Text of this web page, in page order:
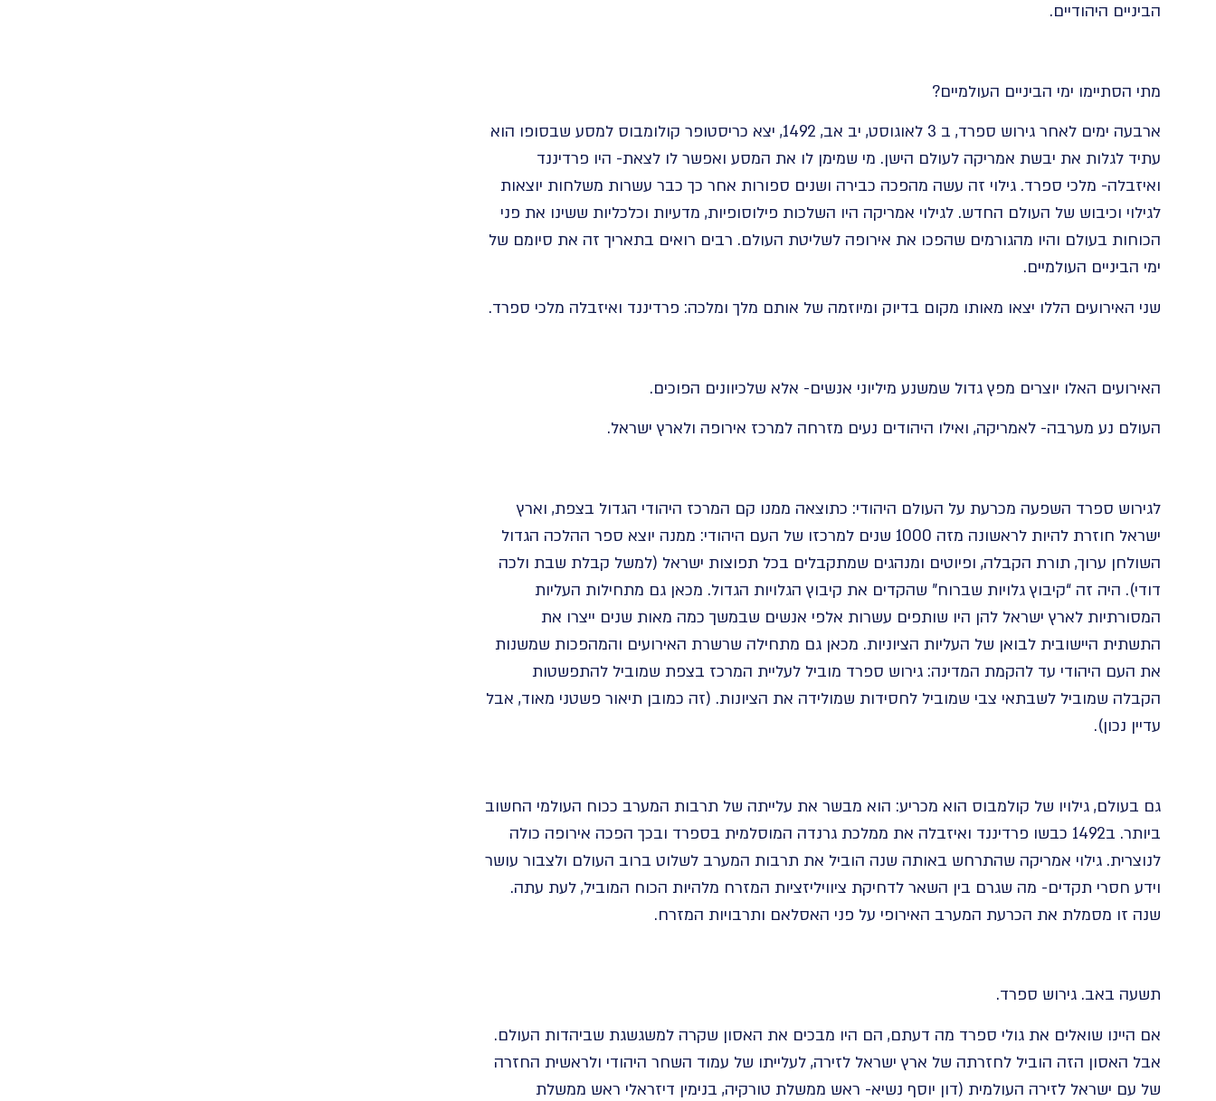
הביניים היהודיים.
מתי הסתיימו ימי הביניים העולמיים?
ארבעה ימים לאחר גירוש ספרד, ב 3 לאוגוסט, יב אב, 1492, יצא כריסטופר קולומבוס למסע שבסופו הוא
עתיד לגלות את יבשת אמריקה לעולם הישן. מי שמימן לו את המסע ואפשר לו לצאת- היו פרדיננד
ואיזבלה- מלכי ספרד. גילוי זה עשה מהפכה כבירה ושנים ספורות אחר כך כבר עשרות משלחות יוצאות
לגילוי וכיבוש של העולם החדש. לגילוי אמריקה היו השלכות פילוסופיות, מדעיות וכלכליות ששינו את פני
הכוחות בעולם והיו מהגורמים שהפכו את אירופה לשליטת העולם. רבים רואים בתאריך זה את סיומם של
ימי הביניים העולמיים.
שני האירועים הללו יצאו מאותו מקום בדיוק ומיוזמה של אותם מלך ומלכה: פרדיננד ואיזבלה מלכי ספרד.
האירועים האלו יוצרים מפץ גדול שמשנע מיליוני אנשים- אלא שלכיוונים הפוכים.
העולם נע מערבה- לאמריקה, ואילו היהודים נעים מזרחה למרכז אירופה ולארץ ישראל.
לגירוש ספרד השפעה מכרעת על העולם היהודי: כתוצאה ממנו קם המרכז היהודי הגדול בצפת, וארץ
ישראל חוזרת להיות לראשונה מזה 1000 שנים למרכזו של העם היהודי: ממנה יוצא ספר ההלכה הגדול
השולחן ערוך, תורת הקבלה, ופיוטים ומנהגים שמתקבלים בכל תפוצות ישראל (למשל קבלת שבת ולכה
דודי). היה זה “קיבוץ גלויות שברוח” שהקדים את קיבוץ הגלויות הגדול. מכאן גם מתחילות העליות
המסורתיות לארץ ישראל להן היו שותפים עשרות אלפי אנשים שבמשך כמה מאות שנים ייצרו את
התשתית היישובית לבואן של העליות הציוניות. מכאן גם מתחילה שרשרת האירועים והמהפכות שמשנות
את העם היהודי עד להקמת המדינה: גירוש ספרד מוביל לעליית המרכז בצפת שמוביל להתפשטות
הקבלה שמוביל לשבתאי צבי שמוביל לחסידות שמולידה את הציונות. (זה כמובן תיאור פשטני מאוד, אבל
עדיין נכון).
גם בעולם, גילויו של קולמבוס הוא מכריע: הוא מבשר את עלייתה של תרבות המערב ככוח העולמי החשוב
ביותר. ב1492 כבשו פרדיננד ואיזבלה את ממלכת גרנדה המוסלמית בספרד ובכך הפכה אירופה כולה
לנוצרית. גילוי אמריקה שהתרחש באותה שנה הוביל את תרבות המערב לשלוט ברוב העולם ולצבור עושר
וידע חסרי תקדים- מה שגרם בין השאר לדחיקת ציוויליזציות המזרח מלהיות הכוח המוביל, לעת עתה.
שנה זו מסמלת את הכרעת המערב האירופי על פני האסלאם ותרבויות המזרח.
תשעה באב. גירוש ספרד.
אם היינו שואלים את גולי ספרד מה דעתם, הם היו מבכים את האסון שקרה למשגשגת שביהדות העולם.
אבל האסון הזה הוביל לחזרתה של ארץ ישראל לזירה, לעלייתו של עמוד השחר היהודי ולראשית החזרה
של עם ישראל לזירה העולמית (דון יוסף נשיא- ראש ממשלת טורקיה, בנימין דיזראלי ראש ממשלת